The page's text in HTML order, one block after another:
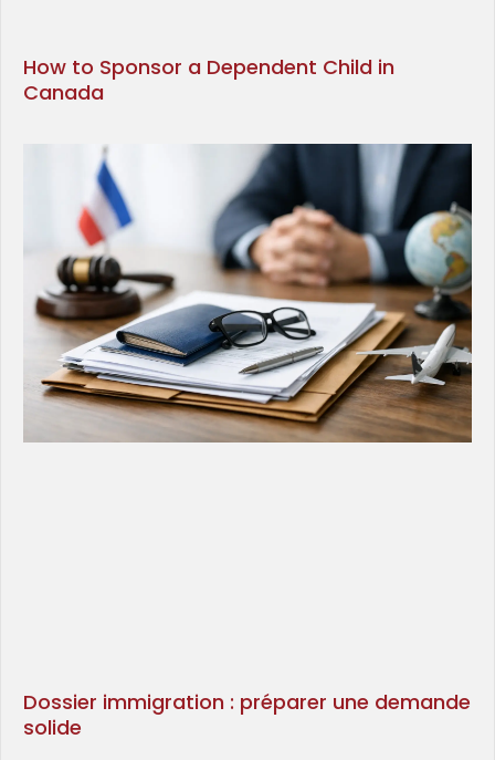
How to Sponsor a Dependent Child in
Canada
Dossier immigration : préparer une demande
solide